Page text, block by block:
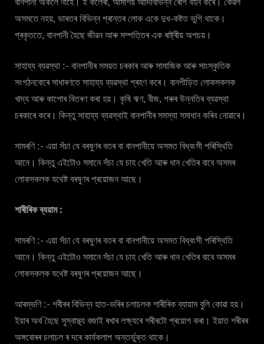
অসমতে নহয়, ভাৰতৰ বিভিন্ন প্ৰান্তৰ লোক একে দুখ-কষ্টত ভুগি থাকে।
প্ৰকৃততে, বানপানী হৈছে জীৱন আৰু সম্পত্তিৰ এক ৰাষ্ট্ৰীয় অপচয়।
সাহায্য ব্যৱস্থা :- বানপানীৰ সময়ত চৰকাৰ আৰু সামাজিক আৰু সাংস্কৃতিক
সংগঠনবোৰে সাধাৰণতে সাহায্য ব্যৱস্থা গ্ৰহণ কৰে। বানপীড়িত লোকসকলক
খাদ্য আৰু কাপোৰ বিতৰণ কৰা হয়। কৃষি ঋণ, বীজ, গৰুৰ উন্নতিৰ ব্যৱস্থা
চৰকাৰে কৰে। কিন্তু সাহায্য ব্যৱস্থাই বানপানীৰ সমস্যা সমাধান কৰিব নোৱাৰে।
সামৰণি :- এয়া সঁচা যে বৰষুণৰ বতৰ বা বানপানীয়ে অসমত বিধ্বংসী পৰিস্থিতি
আনে। কিন্তু এইটোও সমানে সঁচা যে চাহ খেতি আৰু ধান খেতিৰ বাবে অসমৰ
লোকসকলক যথেষ্ট বৰষুণৰ প্ৰয়োজন আছে।
শাৰীৰিক ব্যয়াম :
সামৰণি :- এয়া সঁচা যে বৰষুণৰ বতৰ বা বানপানীয়ে অসমত বিধ্বংসী পৰিস্থিতি
আনে। কিন্তু এইটোও সমানে সঁচা যে চাহ খেতি আৰু ধান খেতিৰ বাবে অসমৰ
লোকসকলক যথেষ্ট বৰষুণৰ প্ৰয়োজন আছে।
আৰম্ভণি :- শৰীৰৰ বিভিন্ন হাত-ভৰিৰ চলাচলক শাৰীৰিক ব্যায়াম বুলি কোৱা হয়।
ইয়াৰ অৰ্থ হৈছে সুস্বাস্থ্য বজাই ৰখাৰ লক্ষ্যৰে শৰীৰটো প্ৰয়োগ কৰা। ইয়াত শৰীৰৰ
অঙ্গবোৰৰ চলাচল ৰ দৰে কাৰ্যকলাপ অন্তৰ্ভুক্ত থাকে।